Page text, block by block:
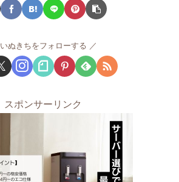
いぬきちをフォローする
スポンサーリンク